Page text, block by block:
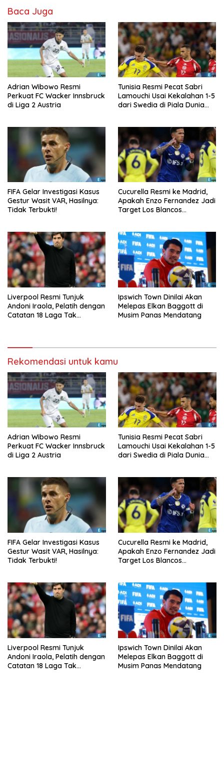
Baca Juga
Adrian Wibowo Resmi
Perkuat FC Wacker Innsbruck
di Liga 2 Austria
Tunisia Resmi Pecat Sabri
Lamouchi Usai Kekalahan 1-5
dari Swedia di Piala Dunia
FIFA Gelar Investigasi Kasus
Gestur Wasit VAR, Hasilnya:
Tidak Terbukti!
Cucurella Resmi ke Madrid,
Apakah Enzo Fernandez Jadi
Target Los Blancos
Liverpool Resmi Tunjuk
Andoni Iraola, Pelatih dengan
Catatan 18 Laga Tak
Ipswich Town Dinilai Akan
Melepas Elkan Baggott di
Musim Panas Mendatang
Rekomendasi untuk kamu
Adrian Wibowo Resmi
Perkuat FC Wacker Innsbruck
di Liga 2 Austria
Tunisia Resmi Pecat Sabri
Lamouchi Usai Kekalahan 1-5
dari Swedia di Piala Dunia
FIFA Gelar Investigasi Kasus
Gestur Wasit VAR, Hasilnya:
Tidak Terbukti!
Cucurella Resmi ke Madrid,
Apakah Enzo Fernandez Jadi
Target Los Blancos
Liverpool Resmi Tunjuk
Andoni Iraola, Pelatih dengan
Catatan 18 Laga Tak
Ipswich Town Dinilai Akan
Melepas Elkan Baggott di
Musim Panas Mendatang